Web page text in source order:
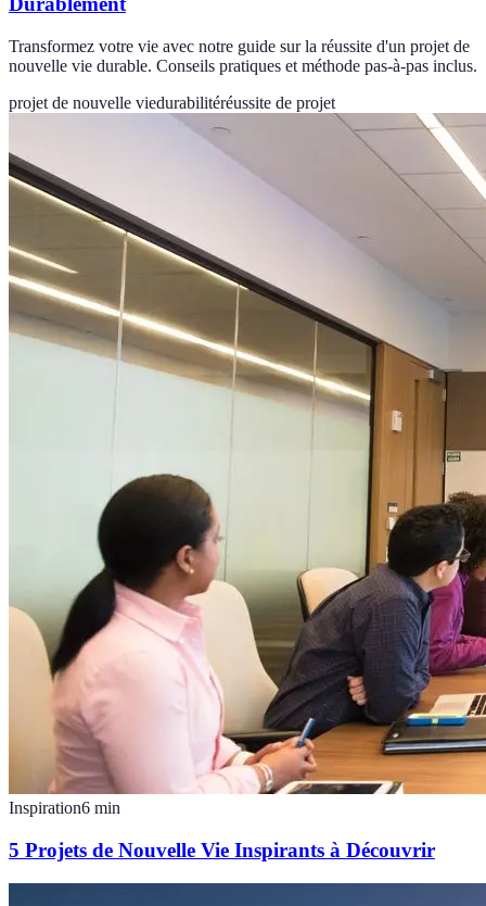
Transformez votre vie avec notre guide sur la réussite d'un projet de
nouvelle vie durable. Conseils pratiques et méthode pas-à-pas inclus.
projet de nouvelle viedurabilitéréussite de projet
Inspiration6 min
5 Projets de Nouvelle Vie Inspirants à Découvrir